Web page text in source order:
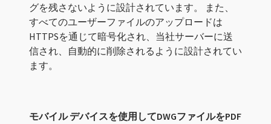
グを残さないように設計されています。 また、
すべてのユーザーファイルのアップロードは
HTTPSを通じて暗号化され、当社サーバーに送
信され、自動的に削除されるように設計されてい
ます。
モバイル デバイスを使用してDWGファイルをPDF